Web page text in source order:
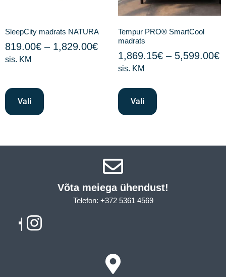
SleepCity madrats NATURA
819.00€ – 1,829.00€
sis. KM
Vali
Tempur PRO® SmartCool
madrats
1,869.15€ – 5,599.00€
sis. KM
Vali
Võta meiega ühendust!​
Telefon: +372 5361 4569